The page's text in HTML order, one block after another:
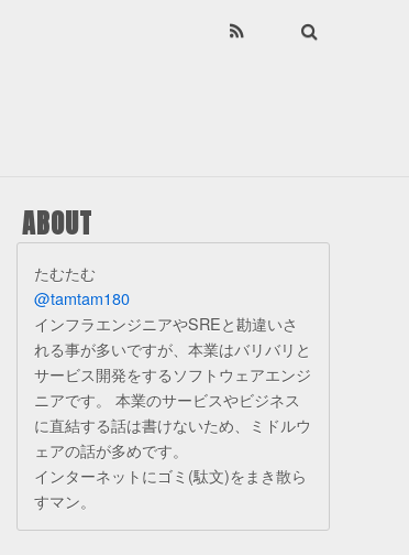
ABOUT
たむたむ
@tamtam180
インフラエンジニアやSREと勘違いさ
れる事が多いですが、本業はバリバリと
サービス開発をするソフトウェアエンジ
ニアです。 本業のサービスやビジネス
に直結する話は書けないため、ミドルウ
ェアの話が多めです。
インターネットにゴミ(駄文)をまき散ら
すマン。